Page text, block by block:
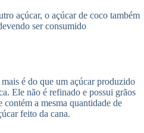
açúcar, o açúcar de coco também
ser consumido
é do que um açúcar produzido
Ele não é refinado e possui grãos
contém a mesma quantidade de
feito da cana.